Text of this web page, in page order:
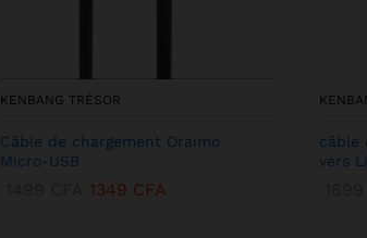
KENBANG TRÉSOR
Câble de chargement Oraimo
Micro-USB
1349 CFA
câble
vers